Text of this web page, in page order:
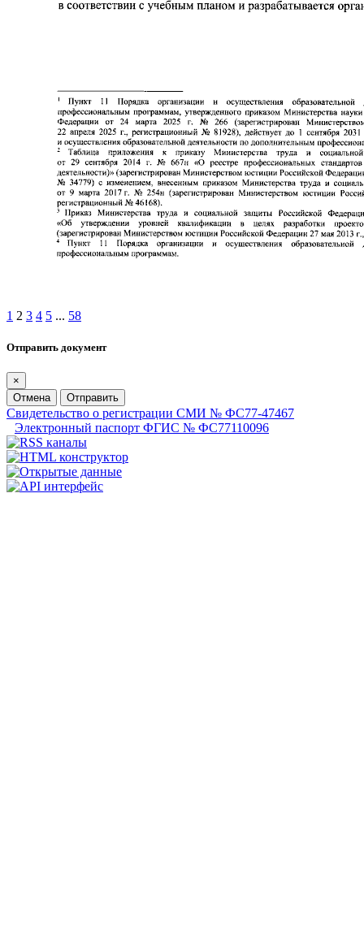
1 2 3 4 5 ... 58
Отправить документ
×
Отмена
Отправить
Свидетельство о регистрации СМИ № ФС77-47467
Электронный паспорт ФГИС № ФС77110096